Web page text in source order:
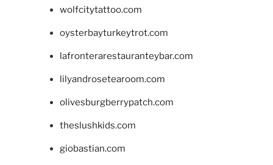
wolfcitytattoo.com
oysterbayturkeytrot.com
lafronterarestauranteybar.com
lilyandrosetearoom.com
olivesburgberrypatch.com
theslushkids.com
giobastian.com